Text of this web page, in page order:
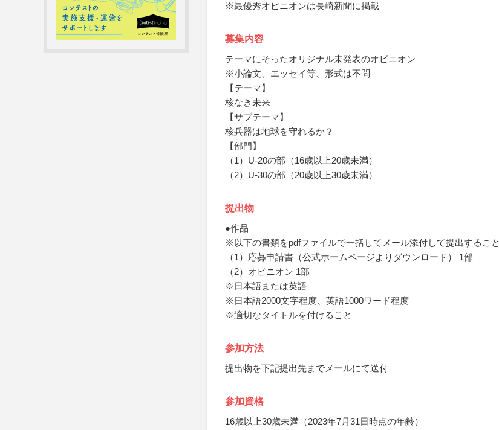
※最優秀オピニオンは長崎新聞に掲載
募集内容
テーマにそったオリジナル未発表のオピニオン
※小論文、エッセイ等、形式は不問
【テーマ】
核なき未来
【サブテーマ】
核兵器は地球を守れるか？
【部門】
（1）U-20の部（16歳以上20歳未満）
（2）U-30の部（20歳以上30歳未満）
提出物
●作品
※以下の書類をpdfファイルで一括してメール添付して提出すること
（1）応募申請書（公式ホームページよりダウンロード） 1部
（2）オピニオン 1部
※日本語または英語
※日本語2000文字程度、英語1000ワード程度
※適切なタイトルを付けること
参加方法
提出物を下記提出先までメールにて送付
参加資格
16歳以上30歳未満（2023年7月31日時点の年齢）